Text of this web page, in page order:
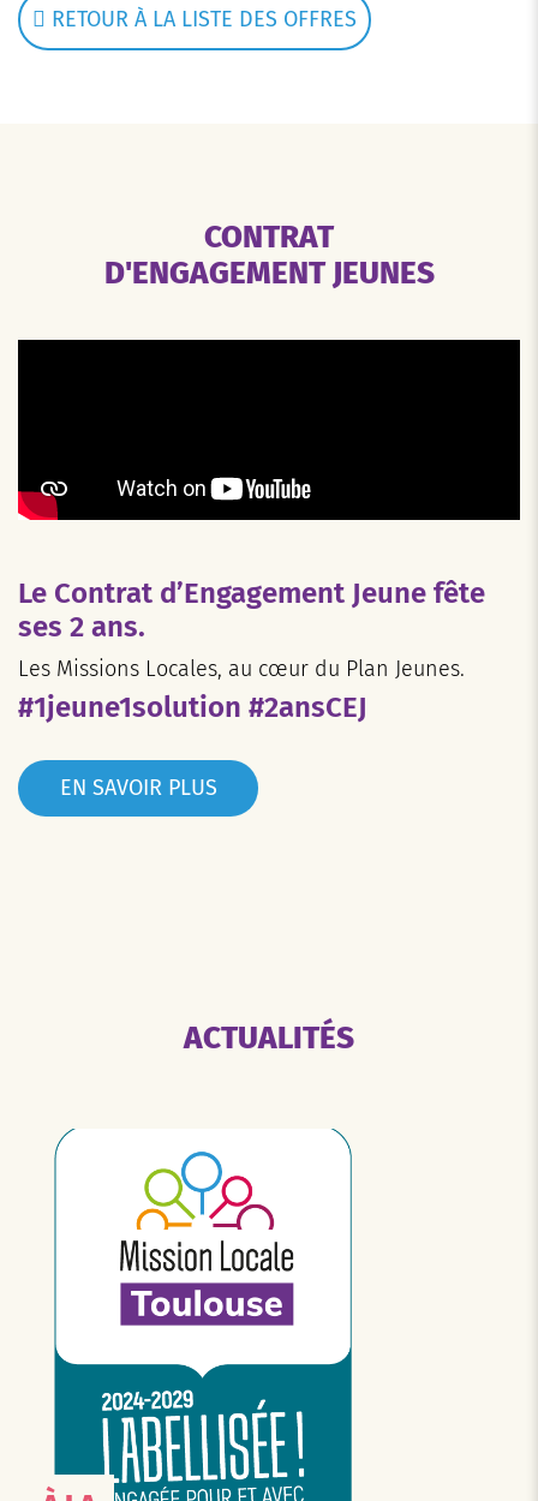
RETOUR À LA LISTE DES OFFRES
CONTRAT
D'ENGAGEMENT JEUNES
Le Contrat d’Engagement Jeune fête
ses 2 ans.
Les Missions Locales, au cœur du Plan Jeunes.
#1jeune1solution #2ansCEJ
EN SAVOIR PLUS
ACTUALITÉS